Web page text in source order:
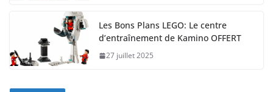
Les Bons Plans LEGO: Le centre
d’entraînement de Kamino OFFERT
27 juillet 2025